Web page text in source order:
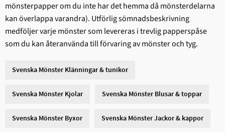
mönsterpapper om du inte har det hemma då mönsterdelarna
kan överlappa varandra). Utförlig sömnadsbeskrivning
medföljer varje mönster som levereras i trevlig papperspåse
som du kan återanvända till förvaring av mönster och tyg.
Svenska Mönster Klänningar & tunikor
Svenska Mönster Kjolar Svenska Mönster Blusar & toppar
Svenska Mönster Byxor Svenska Mönster Jackor & kappor